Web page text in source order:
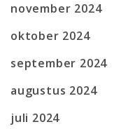
november 2024
oktober 2024
september 2024
augustus 2024
juli 2024